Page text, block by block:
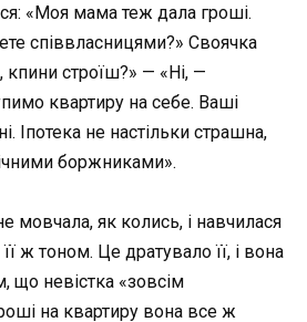
«Моя мама теж дала гроші.
співвласницями?» Своячка
кпини строїш?» — «Ні, —
квартиру на себе. Ваші
Іпотека не настільки страшна,
боржниками».
мовчала, як колись, і навчилася
ж тоном. Це дратувало її, і вона
що невістка «зовсім
на квартиру вона все ж